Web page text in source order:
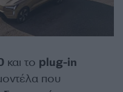
και το plug-in
που